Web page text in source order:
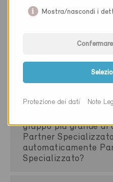
a un corso
aspettare di aver
prima di iscrivermi
Specializzato?
gruppo più grande di
Partner
automaticamente
Specializzato?
Mostra/nascondi i
Protezione dei dati Note